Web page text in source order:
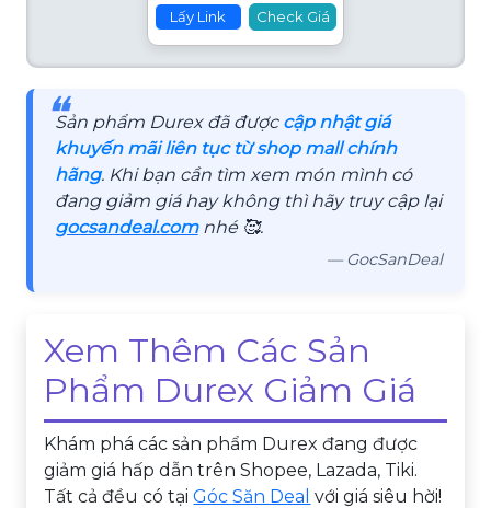
Lấy Link Check Giá
❝
Sản phẩm Durex đã được cập nhật giá
khuyến mãi liên tục từ shop mall chính
hãng. Khi bạn cần tìm xem món mình có
đang giảm giá hay không thì hãy truy cập lại
gocsandeal.comnhé 🥰.
— GocSanDeal
Xem Thêm Các Sản
Phẩm Durex Giảm Giá
Khám phá các sản phẩm Durex đang được
giảm giá hấp dẫn trên Shopee, Lazada, Tiki.
Tất cả đều có tạiGóc Săn Deal với giá siêu hời!